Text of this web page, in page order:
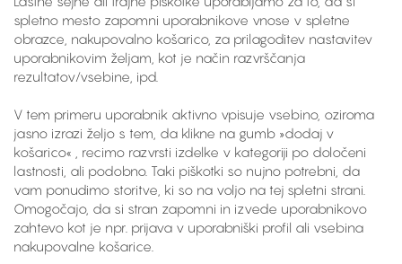
spletno mesto zapomni uporabnikove vnose v spletne
obrazce, nakupovalno košarico, za prilagoditev nastavitev
uporabnikovim željam, kot je način razvrščanja
rezultatov/vsebine, ipd.
V tem primeru uporabnik aktivno vpisuje vsebino, oziroma
jasno izrazi željo s tem, da klikne na gumb »dodaj v
košarico« , recimo razvrsti izdelke v kategoriji po določeni
lastnosti, ali podobno. Taki piškotki so nujno potrebni, da
vam ponudimo storitve, ki so na voljo na tej spletni strani.
Omogočajo, da si stran zapomni in izvede uporabnikovo
zahtevo kot je npr. prijava v uporabniški profil ali vsebina
nakupovalne košarice.